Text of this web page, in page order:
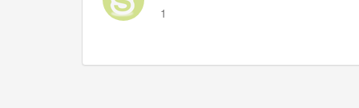
1